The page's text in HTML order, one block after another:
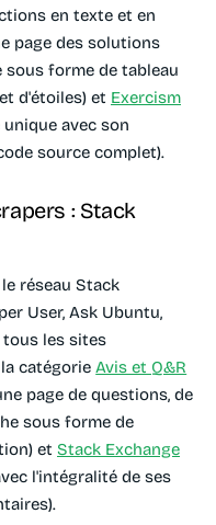
en texte et en
page des solutions
forme de tableau
d'étoiles) et Exercism
avec son
source complet).
: Stack
réseau Stack
User, Ask Ubuntu,
tous les sites
la catégorieAvis et Q&R
page de questions, de
sous forme de
et Stack Exchange
l'intégralité de ses